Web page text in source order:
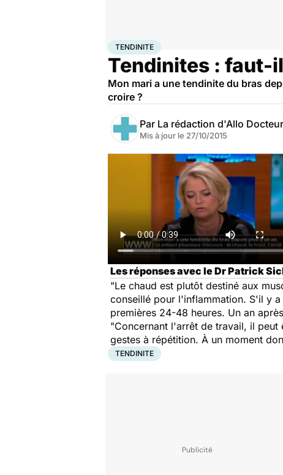
AccueilSanté Tendinite
TENDINITE
Tendinites : faut-
Mon mari a une tendinite du bras
croire ?
Par La rédaction d'Allo
Mis à jour le 27/10/2015
Les réponses avec le Dr Patrick
"Le chaud est plutôt destiné aux
conseillé pour l'inflammation. S'il y
premières 24-48 heures. Un an
"Concernant l'arrêt de travail, il
gestes à répétition. À un moment
TENDINITE